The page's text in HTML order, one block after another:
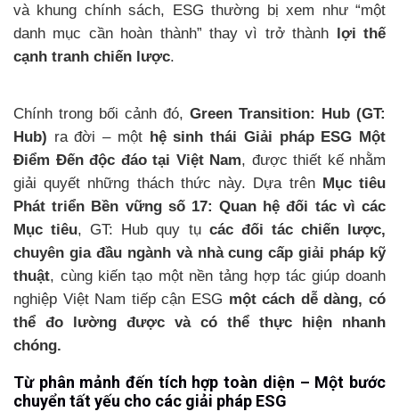
và khung chính sách, ESG thường bị xem như “một
danh mục cần hoàn thành” thay vì trở thành lợi thế
cạnh tranh chiến lược.
Chính trong bối cảnh đó, Green Transition: Hub (GT:
Hub) ra đời – một hệ sinh thái Giải pháp ESG Một
Điểm Đến độc đáo tại Việt Nam, được thiết kế nhằm
giải quyết những thách thức này. Dựa trên Mục tiêu
Phát triển Bền vững số 17: Quan hệ đối tác vì các
Mục tiêu, GT: Hub quy tụ các đối tác chiến lược,
chuyên gia đầu ngành và nhà cung cấp giải pháp kỹ
thuật, cùng kiến tạo một nền tảng hợp tác giúp doanh
nghiệp Việt Nam tiếp cận ESG một cách dễ dàng, có
thể đo lường được và có thể thực hiện nhanh
chóng.
Từ phân mảnh đến tích hợp toàn diện – Một bước
chuyển tất yếu cho các giải pháp ESG